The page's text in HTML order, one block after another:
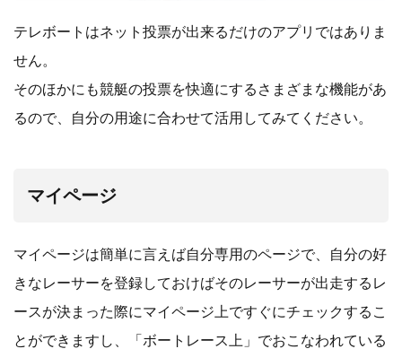
テレボートはネット投票が出来るだけのアプリではありま
せん。
そのほかにも競艇の投票を快適にするさまざまな機能があ
るので、自分の用途に合わせて活用してみてください。
マイページ
マイページは簡単に言えば自分専用のページで、自分の好
きなレーサーを登録しておけばそのレーサーが出走するレ
ースが決まった際にマイページ上ですぐにチェックするこ
とができますし、「ボートレース上」でおこなわれている